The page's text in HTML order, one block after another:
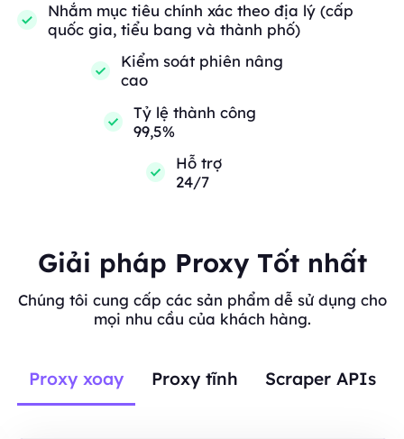
Nhắm mục tiêu chính xác theo địa lý (cấp
quốc gia, tiểu bang và thành phố)
Kiểm soát phiên nâng
cao
Tỷ lệ thành công
99,5%
Hỗ trợ
24/7
Giải pháp Proxy Tốt nhất
Chúng tôi cung cấp các sản phẩm dễ sử dụng cho
mọi nhu cầu của khách hàng.
Proxy xoay Proxy tĩnh Scraper APIs